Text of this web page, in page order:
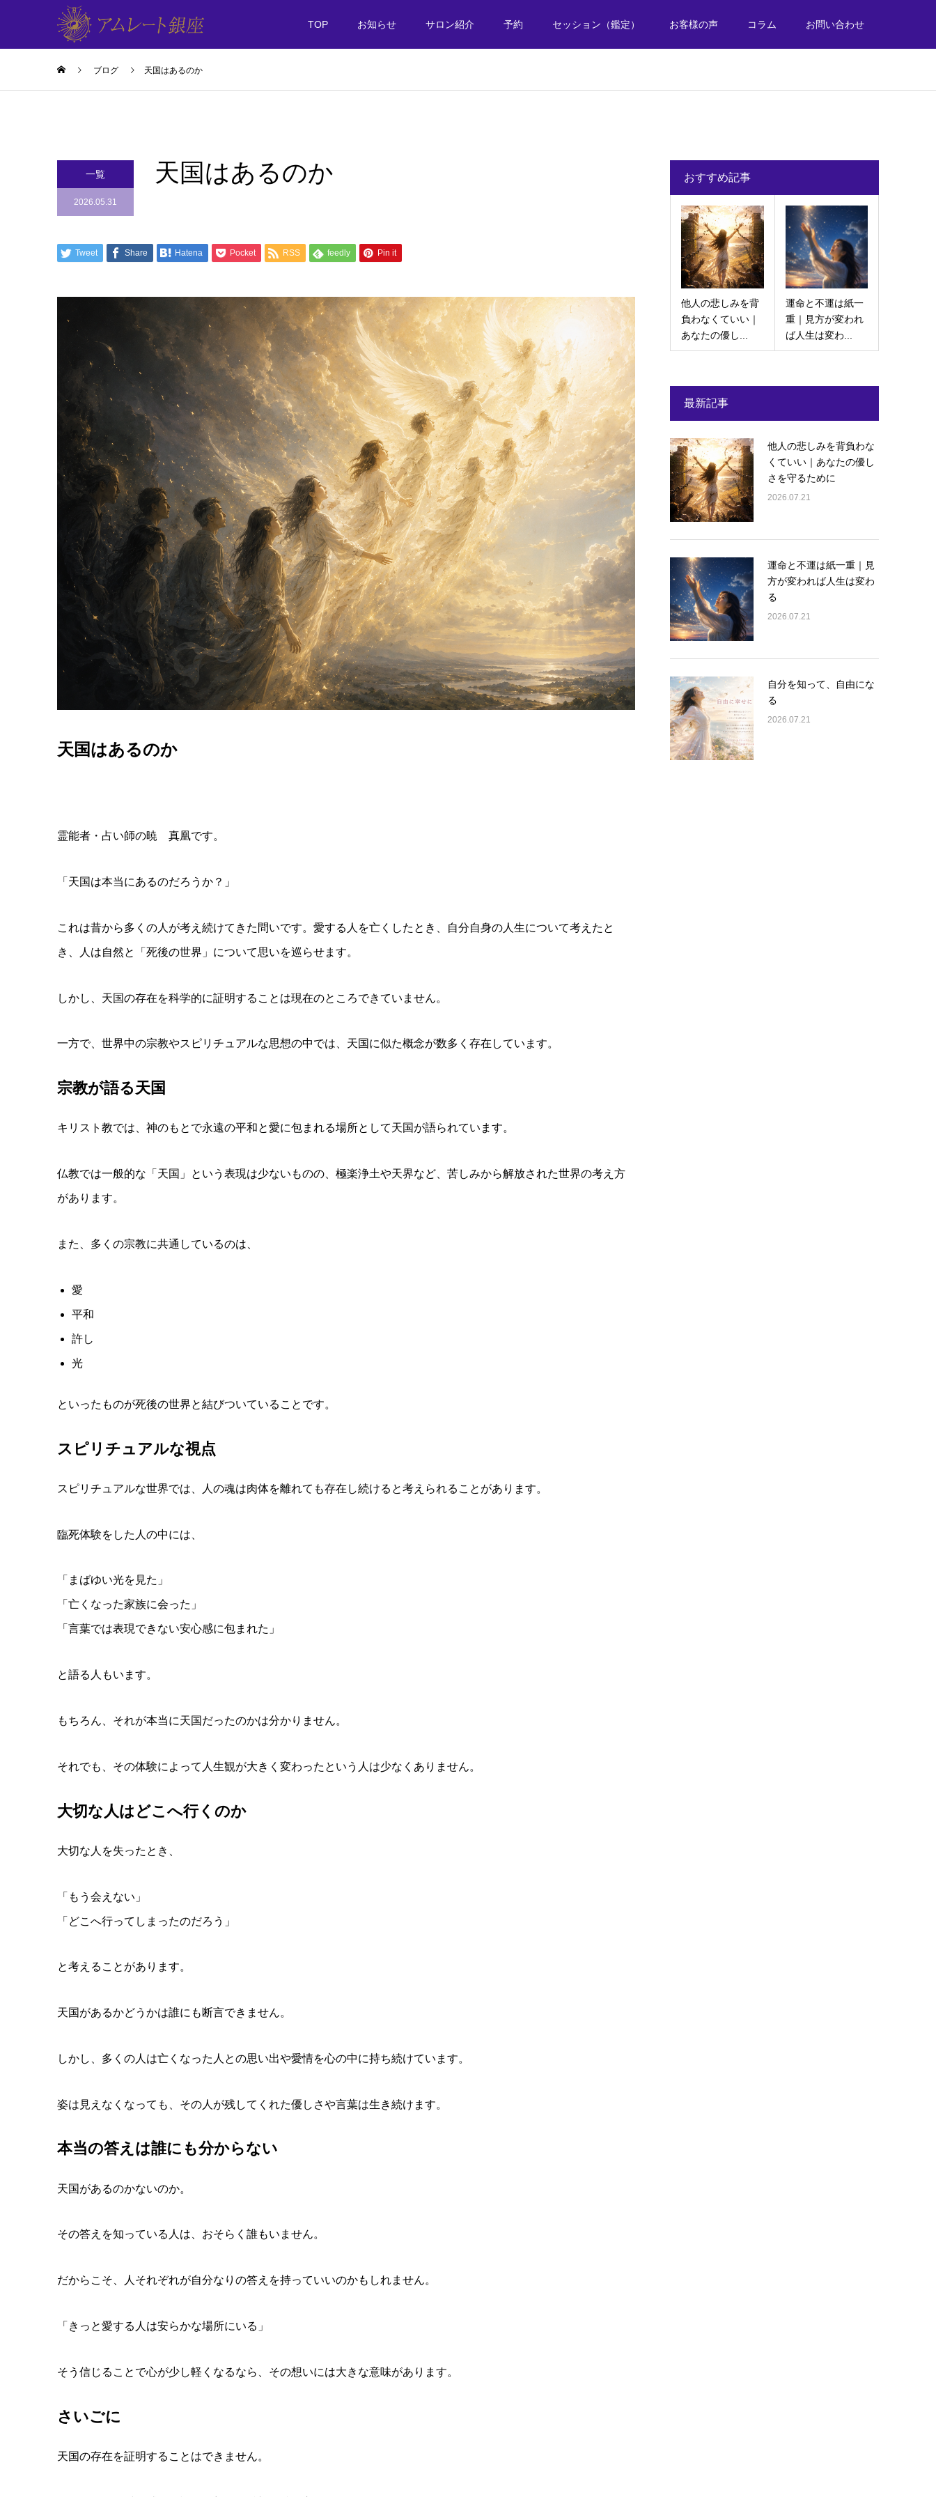
TOP お知らせ サロン紹介 予約 セッション（鑑定） お客様の声 コラム お問い合わせ
ブログ 天国はあるのか
一覧
2026.05.31
天国はあるのか
Tweet Share Hatena Pocket RSS feedly Pin it
天国はあるのか
霊能者・占い師の暁 真凰です。
「天国は本当にあるのだろうか？」
これは昔から多くの人が考え続けてきた問いです。 愛する人を亡くしたとき、自分自身の人生について考えたと
き、 人は自然と「死後の世界」について思いを巡らせます。
しかし、 天国の存在を科学的に証明することは現在のところできていません。
一方で、世界中の宗教やスピリチュアルな思想の中では、 天国に似た概念が数多く存在しています。
宗教が語る天国
キリスト教では、 神のもとで永遠の平和と愛に包まれる場所として天国が語られてい ます。
仏教では一般的な「天国」という表現は少ないものの、 極楽浄土や天界など、 苦しみから解放された世界の考え方
があります。
また、多くの宗教に共通しているのは、
愛
平和
許し
光
といったものが死後の世界と結びついていることです。
スピリチュアルな視点
スピリチュアルな世界では、 人の魂は肉体を離れても存在し続けると考えられることがあります。
臨死体験をした人の中には、
「まばゆい光を見た」
「亡くなった家族に会った」
「言葉では表現できない安心感に包まれた」
と語る人もいます。
もちろん、それが本当に天国だったのかは分かりません。
それでも、 その体験によって人生観が大きく変わったという人は少なくありま せん。
大切な人はどこへ行くのか
大切な人を失ったとき、
「もう会えない」
「どこへ行ってしまったのだろう」
と考えることがあります。
天国があるかどうかは誰にも断言できません。
しかし、 多くの人は亡くなった人との思い出や愛情を心の中に持ち続けてい ます。
姿は見えなくなっても、 その人が残してくれた優しさや言葉は生き続けます。
本当の答えは誰にも分からない
天国があるのかないのか。
その答えを知っている人は、おそらく誰もいません。
だからこそ、 人それぞれが自分なりの答えを持っていいのかもしれません。
「きっと愛する人は安らかな場所にいる」
そう信じることで心が少し軽くなるなら、 その想いには大きな意味があります。
さいごに
天国の存在を証明することはできません。
おすすめ記事
他人の悲しみを背
負わなくていい｜
あなたの優し...
運命と不運は紙一
重｜見方が変われ
ば人生は変わ...
最新記事
他人の悲しみを背負わな
くていい｜あなたの優し
さを守るために
2026.07.21
運命と不運は紙一重｜見
方が変われば人生は変わ
る
2026.07.21
自分を知って、自由にな
る
2026.07.21